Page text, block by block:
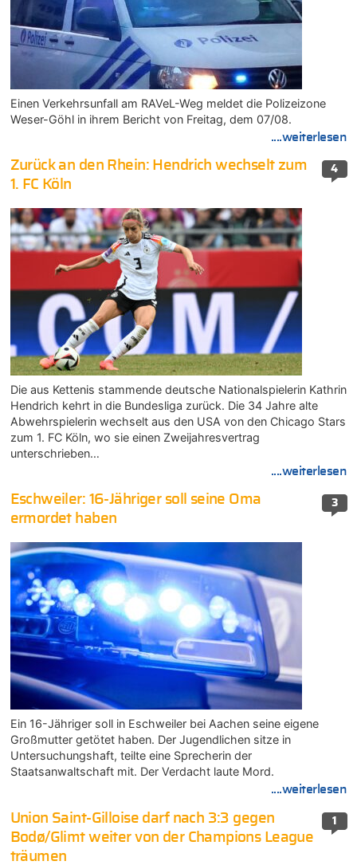
Einen Verkehrsunfall am RAVeL-Weg meldet die Polizeizone
Weser-Göhl in ihrem Bericht von Freitag, dem 07/08.
....weiterlesen
4
Zurück an den Rhein: Hendrich wechselt zum
1. FC Köln
Die aus Kettenis stammende deutsche Nationalspielerin Kathrin
Hendrich kehrt in die Bundesliga zurück. Die 34 Jahre alte
Abwehrspielerin wechselt aus den USA von den Chicago Stars
zum 1. FC Köln, wo sie einen Zweijahresvertrag
unterschrieben…
....weiterlesen
3
Eschweiler: 16-Jähriger soll seine Oma
ermordet haben
Ein 16-Jähriger soll in Eschweiler bei Aachen seine eigene
Großmutter getötet haben. Der Jugendlichen sitze in
Untersuchungshaft, teilte eine Sprecherin der
Staatsanwaltschaft mit. Der Verdacht laute Mord.
....weiterlesen
1
Union Saint-Gilloise darf nach 3:3 gegen
Bodø/Glimt weiter von der Champions League
träumen